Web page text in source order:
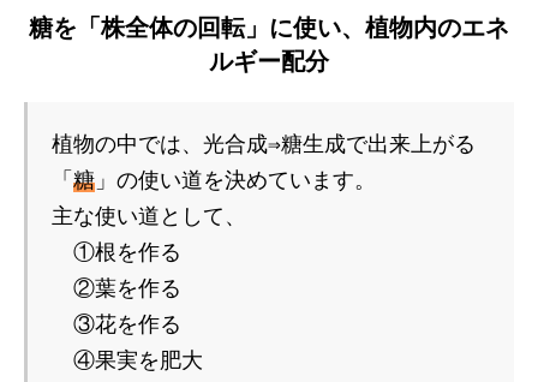
糖を「株全体の回転」に使い、植物内のエネ
ルギー配分
植物の中では、光合成⇒糖生成で出来上がる
「 糖 」の使い道を決めています。
主な使い道として、
①根を作る
②葉を作る
③花を作る
④果実を肥大